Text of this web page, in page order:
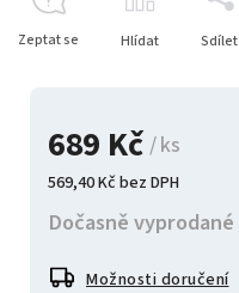
689 Kč / ks
569,40 Kč bez DPH
Dočasně vyprodané
Možnosti doručení
Zeptat se Hlídat Sdílet